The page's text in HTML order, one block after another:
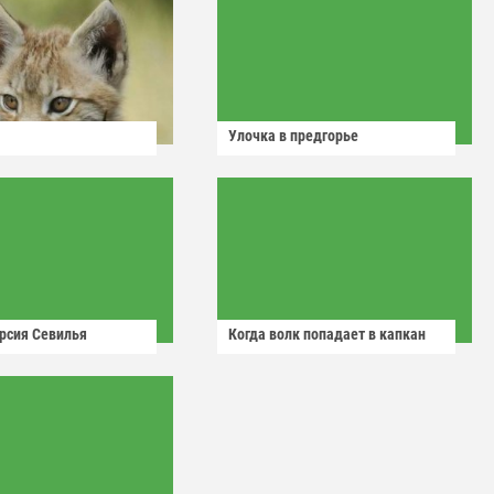
Улочка в предгорье
Севилья Когда волк попадает в капкан